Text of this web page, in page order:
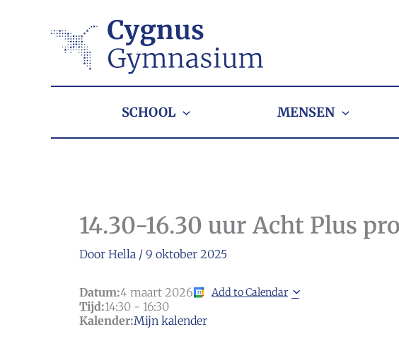
SCHOOL MENSEN
14.30-16.30 uur Acht Plus
Door Hella / 9 oktober 2025
Datum:4 maart 2026 Add to Calendar
Tijd:14:30 - 16:30
Kalender:Mijn kalender